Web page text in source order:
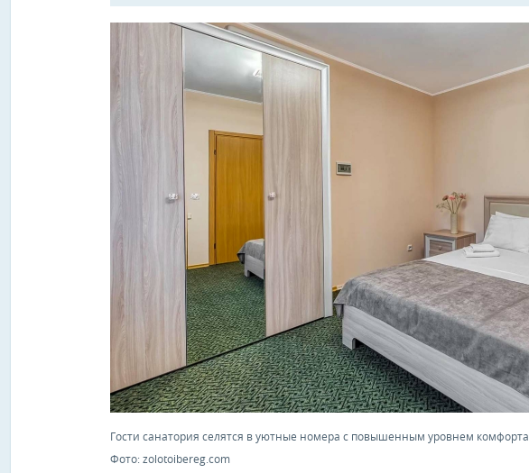
Гости санатория селятся в уютные номера с повышенным уровнем комфорта.
Фото: zolotoibereg.com